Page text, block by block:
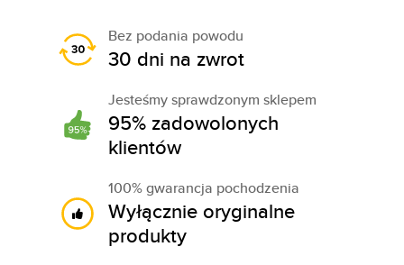
Bez podania powodu
30 dni na zwrot
Jesteśmy sprawdzonym sklepem
95% zadowolonych
klientów
100% gwarancja pochodzenia
Wyłącznie oryginalne
produkty